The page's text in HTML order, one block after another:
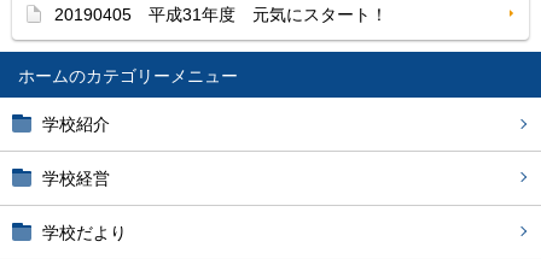
ホーム
学校紹介
学校経営
学校だより
20190405 平成31年度 元気にスタート！